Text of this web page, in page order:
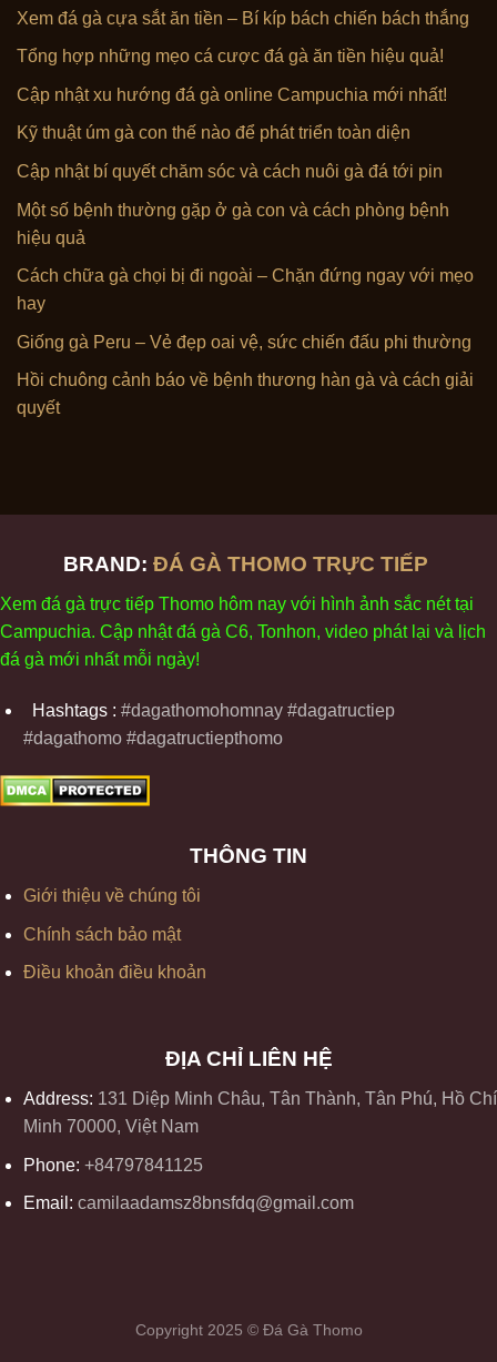
Xem đá gà cựa sắt ăn tiền – Bí kíp bách chiến bách thắng
Tổng hợp những mẹo cá cược đá gà ăn tiền hiệu quả!
Cập nhật xu hướng đá gà online Campuchia mới nhất!
Kỹ thuật úm gà con thế nào để phát triển toàn diện
Cập nhật bí quyết chăm sóc và cách nuôi gà đá tới pin
Một số bệnh thường gặp ở gà con và cách phòng bệnh
hiệu quả
Cách chữa gà chọi bị đi ngoài – Chặn đứng ngay với mẹo
hay
Giống gà Peru – Vẻ đẹp oai vệ, sức chiến đấu phi thường
Hồi chuông cảnh báo về bệnh thương hàn gà và cách giải
quyết
BRAND: ĐÁ GÀ THOMO TRỰC TIẾP
Xem đá gà trực tiếp Thomo hôm nay với hình ảnh sắc néttại
Campuchia. Cập nhậtđá gà C6, Tonhon, video phátl ại và ịch
đá gà mới nhất mỗi ngày!
Hashtags : #dagathomohomnay #dagatructiep
#dagathomo #dagatructiepthomo
THÔNG TIN
Giới thiệu về chúng tôi
Chính sách bảo mật
Điều khoản điều khoản
ĐỊA CHỈ LIÊN HỆ
Address: 131 Diệp Minh Châu, Tân Thành, Tân Phú, Hồ Chí
Minh 70000, Việt Nam
Phone: +84797841125
Email: camilaadamsz8bnsfdq@gmail.com
Copyright 2025 © Đá Gà Thomo